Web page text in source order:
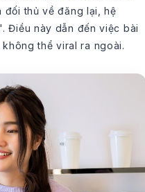
thủ về đăng lại, hệ
Điều này dẫn đến việc bài
thể viral ra ngoài.